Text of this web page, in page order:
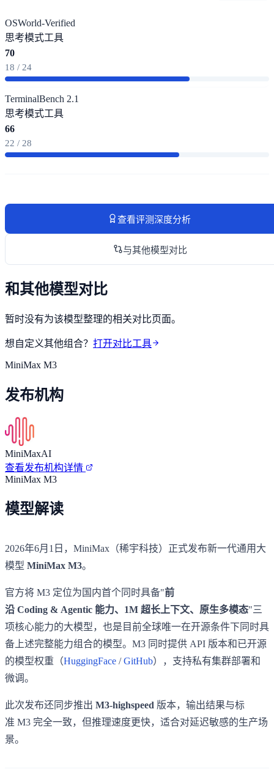
OSWorld-Verified
思考模式工具
70
18 / 24
TerminalBench 2.1
思考模式工具
66
22 / 28
查看评测深度分析
与其他模型对比
和其他模型对比
暂时没有为该模型整理的相关对比页面。
想自定义其他组合？ 打开对比工具
MiniMax M3
发布机构
MiniMaxAI
查看发布机构详情
MiniMax M3
模型解读
2026年6月1日，MiniMax（稀宇科技）正式发布新一代通用大
模型 MiniMax M3。
官方将 M3 定位为国内首个同时具备"前
沿 Coding & Agentic 能力、1M 超长上下文、原生多模态"三
项核心能力的大模型，也是目前全球唯一在开源条件下同时具
备上述完整能力组合的模型。M3 同时提供 API 版本和已开源
的模型权重（HuggingFace /GitHub），支持私有集群部署和
微调。
此次发布还同步推出 M3-highspeed 版本，输出结果与标
准 M3 完全一致，但推理速度更快，适合对延迟敏感的生产场
景。